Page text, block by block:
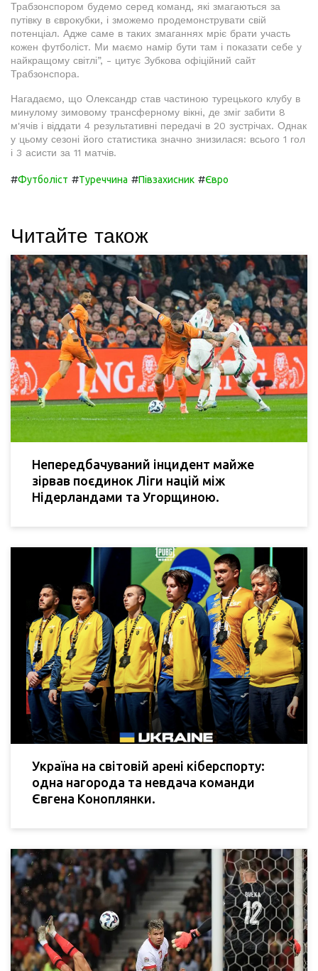
Трабзонспором будемо серед команд, які змагаються за
путівку в єврокубки, і зможемо продемонструвати свій
потенціал. Адже саме в таких змаганнях мріє брати участь
кожен футболіст. Ми маємо намір бути там і показати себе у
найкращому світлі”, - цитує Зубкова офіційний сайт
Трабзонспора.
Нагадаємо, що Олександр став частиною турецького клубу в
минулому зимовому трансферному вікні, де зміг забити 8
м'ячів і віддати 4 результативні передачі в 20 зустрічах. Однак
у цьому сезоні його статистика значно знизилася: всього 1 гол
і 3 асисти за 11 матчів.
#Футболіст #Туреччина #Півзахисник #Євро
Читайте також
Непередбачуваний інцидент майже
зірвав поєдинок Ліги націй між
Нідерландами та Угорщиною.
Україна на світовій арені кіберспорту:
одна нагорода та невдача команди
Євгена Коноплянки.